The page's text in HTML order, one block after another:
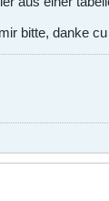
bitte, danke cu